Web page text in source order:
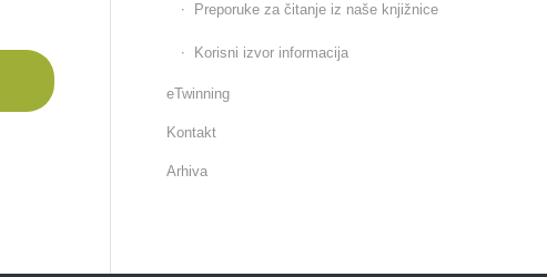
Preporuke za čitanje iz naše knjižnice
Korisni izvor informacija
eTwinning
Kontakt
Arhiva